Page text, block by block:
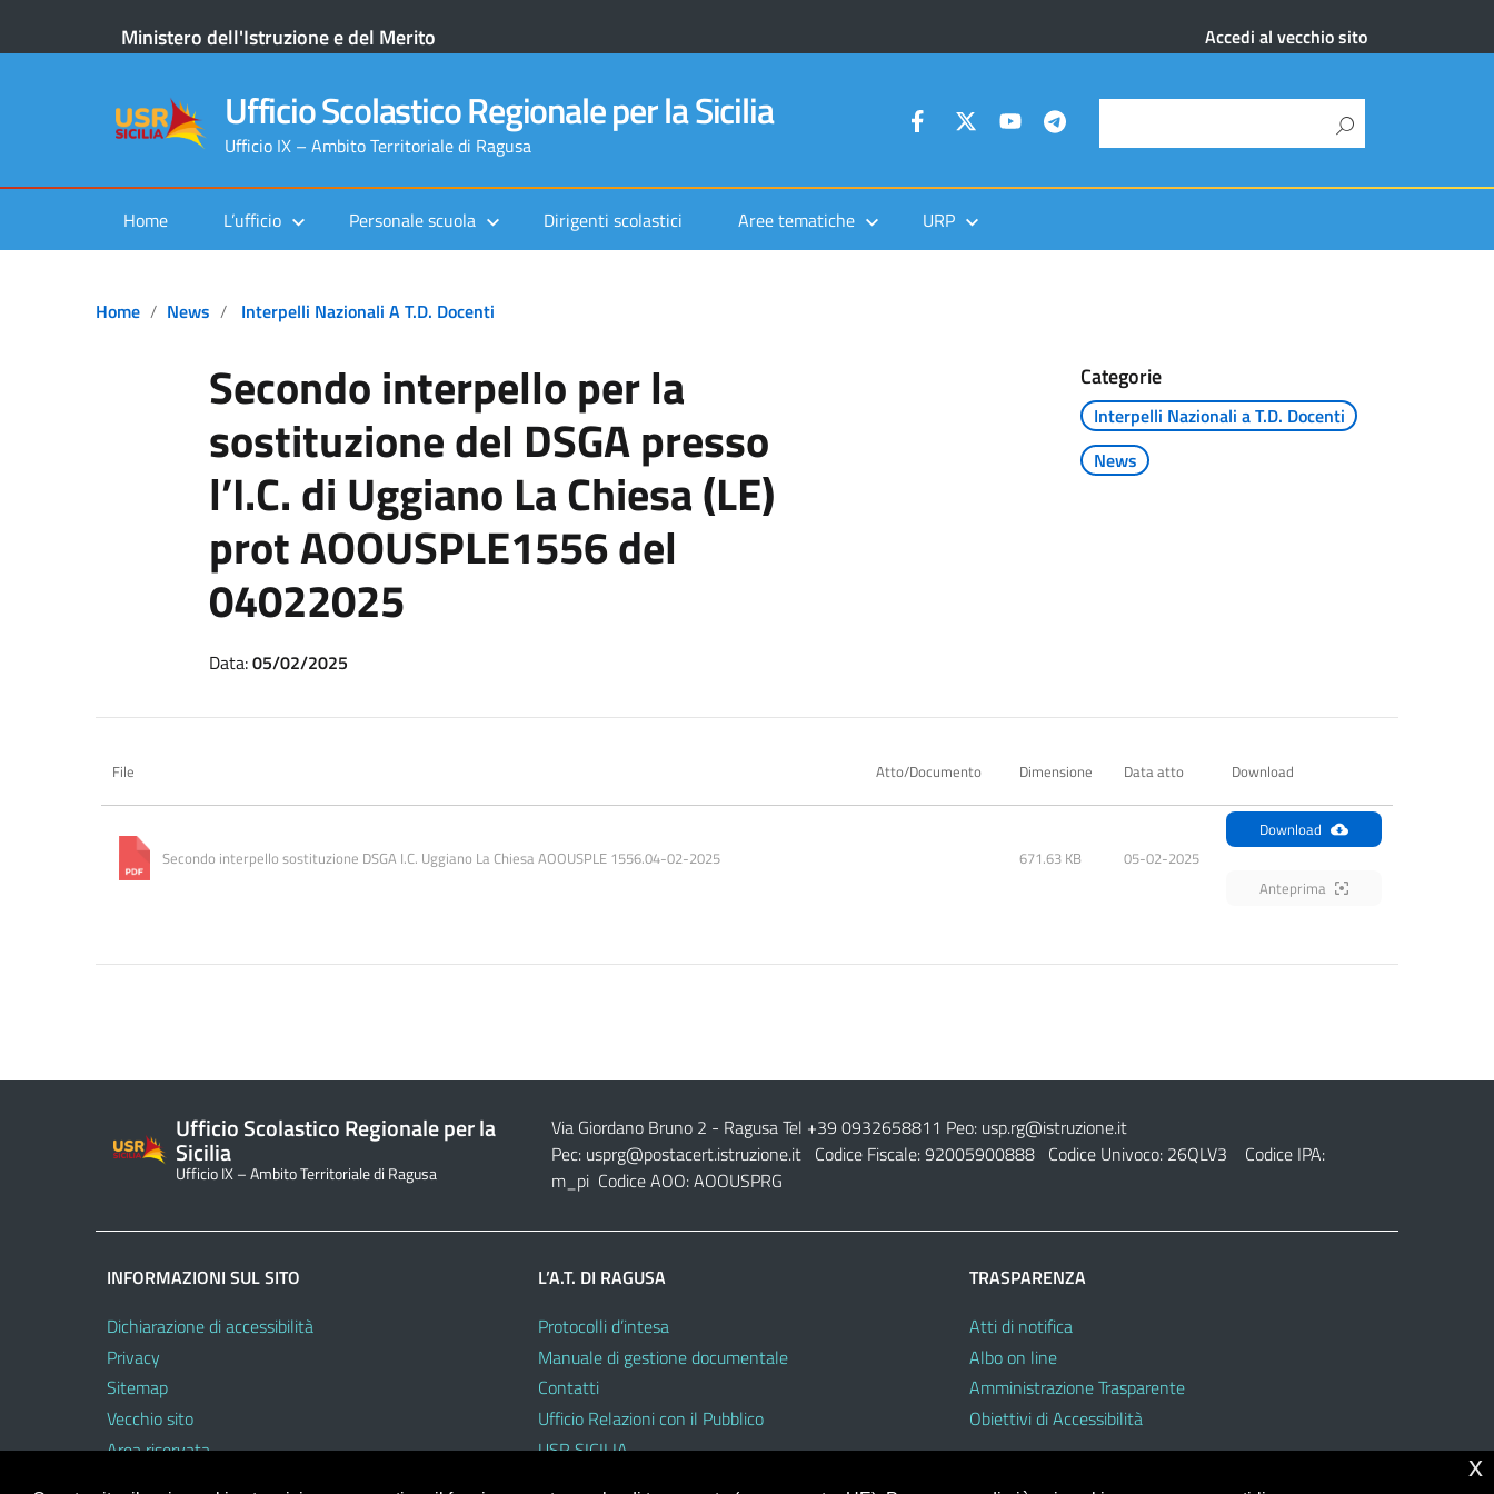
Ministero dell'Istruzione e del Merito Accedi al vecchio sito
Ufficio Scolastico Regionale per la Sicilia
Ufficio IX – Ambito Territoriale di Ragusa
Home L’ufficio Personale scuola Dirigenti scolastici Aree tematiche URP
Home News Interpelli Nazionali A T.D. Docenti
Secondo interpello per la
sostituzione del DSGA presso
l’I.C. di Uggiano La Chiesa (LE)
prot AOOUSPLE1556 del
04022025
Categorie
Interpelli Nazionali a T.D. Docenti
News
Data:05/02/2025
File Atto/Documento Dimensione Data atto Download
Secondo interpello sostituzione DSGA I.C. Uggiano La Chiesa AOOUSPLE 1556.04-02-2025 671.63 KB 05-02-2025
Download
Anteprima
Ufficio Scolastico Regionale per la
Sicilia
Ufficio IX – Ambito Territoriale di Ragusa
Via Giordano Bruno 2 - Ragusa Tel +39 0932658811 Peo: usp.rg@istruzione.it
Pec: usprg@postacert.istruzione.itCodice Fiscale: 92005900888 Codice Univoco: 26QLV3 Codice IPA:
m_pi Codice AOO: AOOUSPRG
INFORMAZIONI SUL SITO
Dichiarazione di accessibilità
Privacy
Sitemap
Vecchio sito
Area riservata
L’A.T. DI RAGUSA
Protocolli d’intesa
Manuale di gestione documentale
Contatti
Ufficio Relazioni con il Pubblico
USR SICILIA
TRASPARENZA
Atti di notifica
Albo on line
Amministrazione Trasparente
Obiettivi di Accessibilità
x